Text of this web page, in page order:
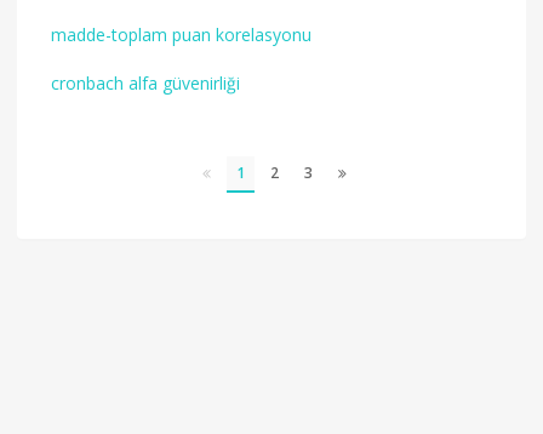
madde-toplam puan korelasyonu
cronbach alfa güvenirliği
1 2 3